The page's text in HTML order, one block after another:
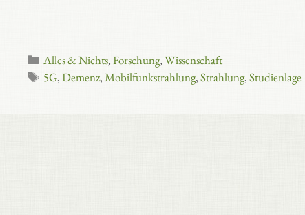
Kategorien
Alles & Nichts,Forschung,Wissenschaft
Schlagwörter
5G,Demenz,Mobilfunkstrahlung,Strahlung,Studienlage